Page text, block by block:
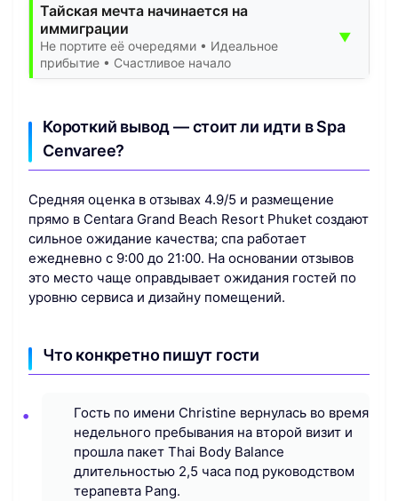
Тайская мечта начинается на
иммиграции
Не портите её очередями • Идеальное
прибытие • Счастливое начало
▼
Короткий вывод — стоит ли идти в Spa
Cenvaree?
Средняя оценка в отзывах 4.9/5 и размещение
прямо в Centara Grand Beach Resort Phuket создают
сильное ожидание качества; спа работает
ежедневно с 9:00 до 21:00. На основании отзывов
это место чаще оправдывает ожидания гостей по
уровню сервиса и дизайну помещений.
Что конкретно пишут гости
Гость по имени Christine вернулась во время
недельного пребывания на второй визит и
прошла пакет Thai Body Balance
длительностью 2,5 часа под руководством
терапевта Pang.